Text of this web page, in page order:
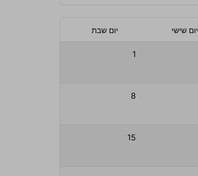
יום שישי יום שבת
1
8
15